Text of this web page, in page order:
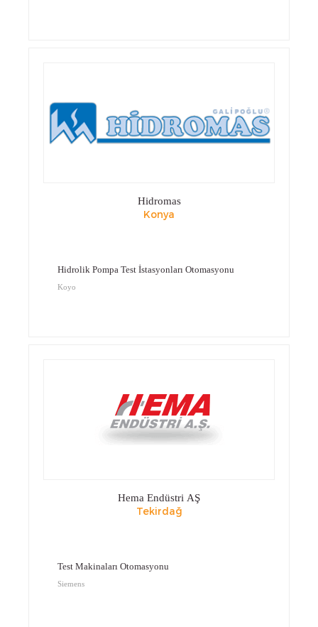
Hidromas
Konya
Hidrolik Pompa Test İstasyonları Otomasyonu
Koyo
Hema Endüstri AŞ
Tekirdağ
Test Makinaları Otomasyonu
Siemens